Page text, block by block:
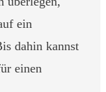
ein
dahin kannst
einen